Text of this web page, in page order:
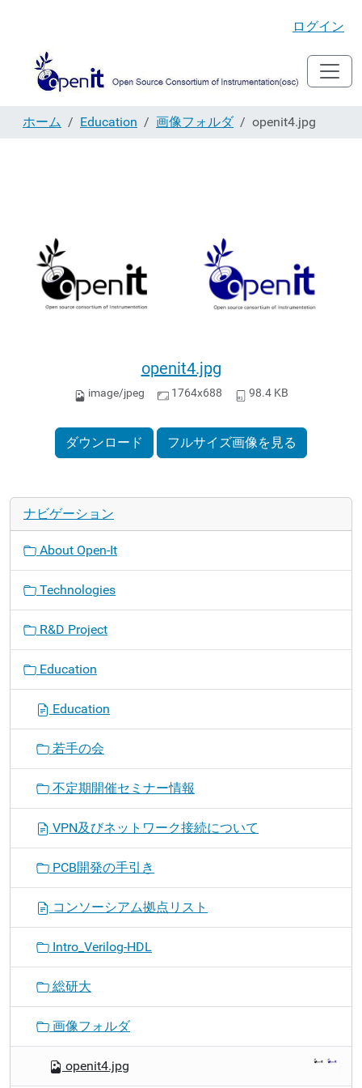
ログイン
ホーム Education 画像フォルダ openit4.jpg
openit4.jpg
image/jpeg 1764x688 98.4 KB
ダウンロード フルサイズ画像を見る
ナビゲーション
About Open-It
Technologies
R&D Project
Education
Education
若手の会
不定期開催セミナー情報
VPN及びネットワーク接続について
PCB開発の手引き
コンソーシアム拠点リスト
Intro_Verilog-HDL
総研大
画像フォルダ
openit4.jpg